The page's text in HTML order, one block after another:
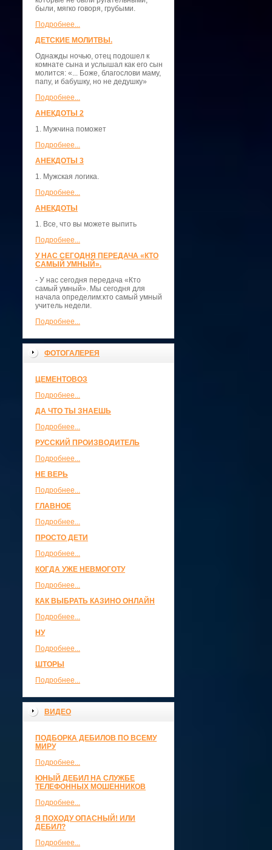
были, мягко говоря, грубыми.
Подробнее...
ДЕТСКИЕ МОЛИТВЫ.
Однажды ночью, отец подошел к
комнате сына и услышал как его сын
молится: «... Боже, благослови маму,
папу, и бабушку, но не дедушку»
Подробнее...
АНЕКДОТЫ 2
1. Мужчина поможет
Подробнее...
АНЕКДОТЫ 3
1. Мужская логика.
Подробнее...
АНЕКДОТЫ
1. Все, что вы можете выпить
Подробнее...
У НАС СЕГОДНЯ ПЕРЕДАЧА «КТО
САМЫЙ УМНЫЙ».
- У нас сегодня передача «Кто
самый умный». Мы сегодня для
начала определим:кто самый умный
учитель недели.
Подробнее...
ФОТОГАЛЕРЕЯ
ЦЕМЕНТОВОЗ
Подробнее...
ДА ЧТО ТЫ ЗНАЕШЬ
Подробнее...
РУССКИЙ ПРОИЗВОДИТЕЛЬ
Подробнее...
НЕ ВЕРЬ
Подробнее...
ГЛАВНОЕ
Подробнее...
ПРОСТО ДЕТИ
Подробнее...
КОГДА УЖЕ НЕВМОГОТУ
Подробнее...
КАК ВЫБРАТЬ КАЗИНО ОНЛАЙН
Подробнее...
НУ
Подробнее...
ШТОРЫ
Подробнее...
ВИДЕО
ПОДБОРКА ДЕБИЛОВ ПО ВСЕМУ
МИРУ
Подробнее...
ЮНЫЙ ДЕБИЛ НА СЛУЖБЕ
ТЕЛЕФОННЫХ МОШЕННИКОВ
Подробнее...
Я ПОХОДУ ОПАСНЫЙ! ИЛИ
ДЕБИЛ?
Подробнее...